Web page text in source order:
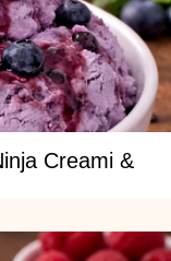
Creami &